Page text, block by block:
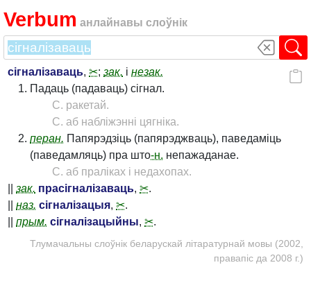
Verbum анлайнавы слоўнік
сігналізаваць, ✂; зак. і незак.
Падаць (падаваць) сігнал.
С. ракетай.
С. аб набліжэнні цягніка.
перан. Папярэдзіць (папярэджваць), паведаміць
(паведамляць) пра што-н. непажаданае.
С. аб праліках і недахопах.
зак. прасігналізаваць, ✂.
наз. сігналізацыя, ✂.
прым. сігналізацыйны, ✂.
Тлумачальны слоўнік беларускай літаратурнай мовы (2002,
правапіс да 2008 г.)